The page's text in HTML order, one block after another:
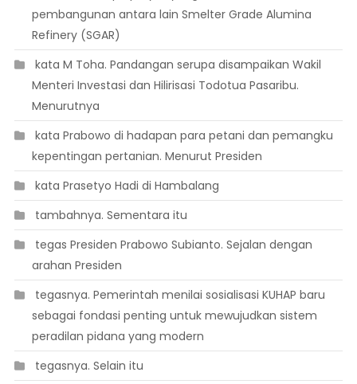
pembangunan antara lain Smelter Grade Alumina
Refinery (SGAR)
 kata M Toha. Pandangan serupa disampaikan Wakil
Menteri Investasi dan Hilirisasi Todotua Pasaribu.
Menurutnya
 kata Prabowo di hadapan para petani dan pemangku
kepentingan pertanian. Menurut Presiden
 kata Prasetyo Hadi di Hambalang
 tambahnya. Sementara itu
 tegas Presiden Prabowo Subianto. Sejalan dengan
arahan Presiden
 tegasnya. Pemerintah menilai sosialisasi KUHAP baru
sebagai fondasi penting untuk mewujudkan sistem
peradilan pidana yang modern
 tegasnya. Selain itu